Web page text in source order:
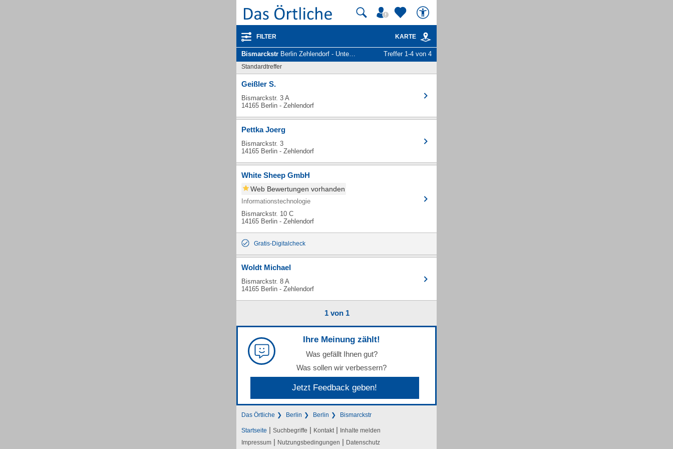
FILTER KARTE
Bismarckstr Berlin Zehlendorf - Unternehmen und Personen Treffer 1-4 von 4
Standardtreffer
Geißler S.
Bismarckstr. 3 A
14165 Berlin - Zehlendorf
Pettka Joerg
Bismarckstr. 3
14165 Berlin - Zehlendorf
White Sheep GmbH
Web Bewertungen vorhanden
Informationstechnologie
Bismarckstr. 10 C
14165 Berlin - Zehlendorf
Gratis-Digitalcheck
Woldt Michael
Bismarckstr. 8 A
14165 Berlin - Zehlendorf
1 von 1
Ihre Meinung zählt!
Was gefällt Ihnen gut?
Was sollen wir verbessern?
Jetzt Feedback geben!
Das Örtliche Berlin Berlin Bismarckstr
Startseite | Suchbegriffe | Kontakt | Inhalte melden
Impressum | Nutzungsbedingungen | Datenschutz